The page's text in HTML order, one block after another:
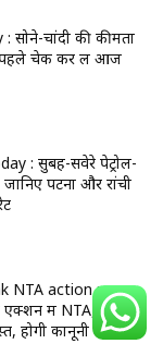
सोने-चांदी की कीमतों
पहले चेक कर लें आज
: सुबह-सवेरे पेट्रोल-
पटना और रांची
NTA action :
एक्शन में NTA, 47
होगी कानूनी